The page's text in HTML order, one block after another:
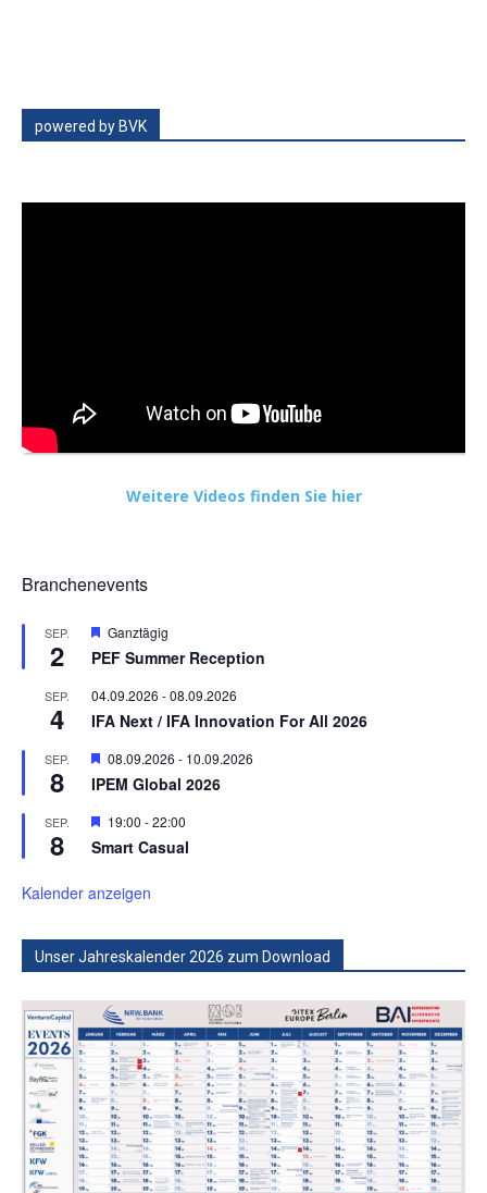
powered by BVK
Weitere Videos finden Sie hier
Branchenevents
SEP.
2
Hervorgehoben
Ganztägig
PEF Summer Reception
SEP.
4
04.09.2026 -08.09.2026
IFA Next / IFA Innovation For All 2026
SEP.
8
Hervorgehoben
08.09.2026 - 10.09.2026
IPEM Global 2026
SEP.
8
Hervorgehoben
19:00 -22:00
Smart Casual
Kalender anzeigen
Unser Jahreskalender 2026 zum Download